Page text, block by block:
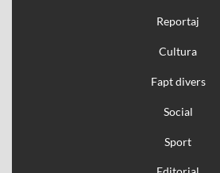
Reportaj
Cultura
Fapt divers
Social
Sport